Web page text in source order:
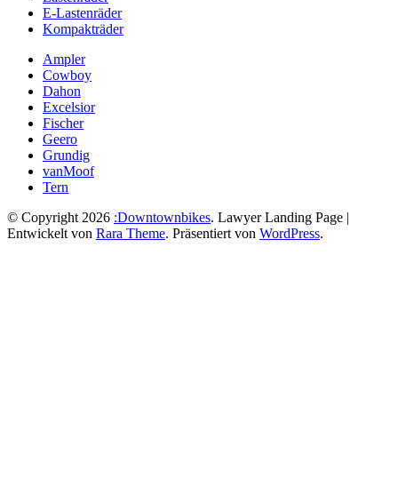
E-Lastenräder
Kompakträder
Ampler
Cowboy
Dahon
Excelsior
Fischer
Geero
Grundig
vanMoof
Tern
© Copyright 2026 :Downtownbikes. Lawyer Landing Page |
Entwickelt von Rara Theme. Präsentiert von WordPress.